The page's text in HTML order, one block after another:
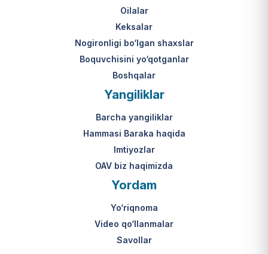
Oilalar
Keksalar
Nogironligi bo‘lgan shaxslar
Boquvchisini yo‘qotganlar
Boshqalar
Yangiliklar
Barcha yangiliklar
Hammasi Baraka haqida
Imtiyozlar
OAV biz haqimizda
Yordam
Yo‘riqnoma
Video qo‘llanmalar
Savollar